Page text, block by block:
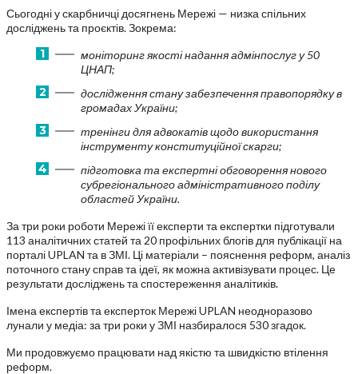
Сьогодні у скарбничці досягнень Мережі — низка спільних
досліджень та проєктів. Зокрема:
моніторинг якості надання адмінпослуг у 50
ЦНАП;
дослідження стану забезпечення правопорядку в
громадах України;
тренінги для адвокатів щодо використання
інструменту конституційної скарги;
підготовка та експертні обговорення нового
субрегіонального адміністративного поділу
областей України.
За три роки роботи Мережі її експерти та експертки підготували
113 аналітичних статей та 20 профільних блогів для публікації на
порталі UPLAN та в ЗМІ. Ці матеріали – пояснення реформ, аналіз
поточного стану справ та ідеї, як можна активізувати процес. Це
результати досліджень та спостереження аналітиків.
Імена експертів та експерток Мережі UPLAN неодноразово
лунали у медіа: за три роки у ЗМІ назбиралося 530 згадок.
Ми продовжуємо працювати над якістю та швидкістю втілення
реформ.